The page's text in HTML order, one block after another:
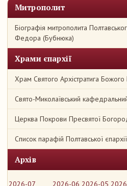
Митрополит
Біографія митрополита
Федора (Бубнюка)
Храми єпархії
Храм Святого Архістратига Божого
Свято-Миколаївський
Церква Покрови Пресвятої
Список парафій Полтавської єпархії
Архів
2026-07 2026-06 2026-05